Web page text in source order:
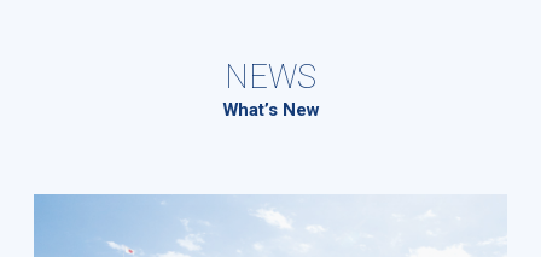
NEWS
What’s New